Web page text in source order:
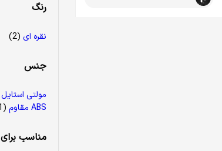
رنگ
نقره ای (2)
جنس
مولتی استایل
ABS مقاوم
(1)
مناسب برای